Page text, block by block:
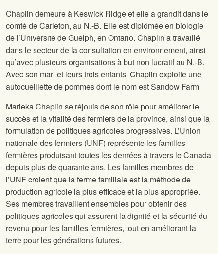
Chaplin demeure à Keswick Ridge et elle a grandit dans le
comté de Carleton, au N.-B. Elle est diplômée en biologie
de l’Université de Guelph, en Ontario. Chaplin a travaillé
dans le secteur de la consultation en environnement, ainsi
qu’avec plusieurs organisations à but non lucratif au N.-B.
Avec son mari et leurs trois enfants, Chaplin exploite une
autocueillette de pommes dont le nom est Sandow Farm.
Marieka Chaplin se réjouis de son rôle pour améliorer le
succès et la vitalité des fermiers de la province, ainsi que la
formulation de politiques agricoles progressives. L’Union
nationale des fermiers (UNF) représente les familles
fermières produisant toutes les denrées à travers le Canada
depuis plus de quarante ans. Les familles membres de
l’UNF croient que la ferme familiale est la méthode de
production agricole la plus efficace et la plus appropriée.
Ses membres travaillent ensembles pour obtenir des
politiques agricoles qui assurent la dignité et la sécurité du
revenu pour les familles fermières, tout en améliorant la
terre pour les générations futures.